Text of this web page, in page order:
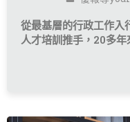
從最基層的行政工作入
人才培訓推手，20多年